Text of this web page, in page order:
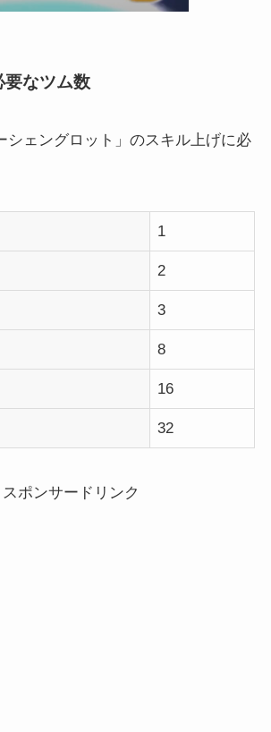
要なツム数
シェングロット」のスキル上げに必
1
2
3
8
16
32
スポンサードリンク